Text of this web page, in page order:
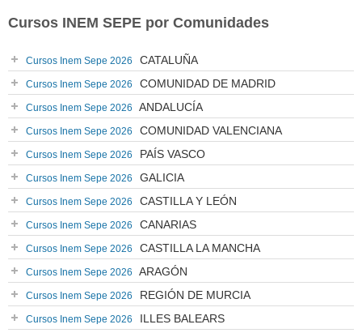
Cursos INEM SEPE por Comunidades
Cursos Inem Sepe 2026 CATALUÑA
Cursos Inem Sepe 2026 COMUNIDAD DE MADRID
Cursos Inem Sepe 2026 ANDALUCÍA
Cursos Inem Sepe 2026 COMUNIDAD VALENCIANA
Cursos Inem Sepe 2026 PAÍS VASCO
Cursos Inem Sepe 2026 GALICIA
Cursos Inem Sepe 2026 CASTILLA Y LEÓN
Cursos Inem Sepe 2026 CANARIAS
Cursos Inem Sepe 2026 CASTILLA LA MANCHA
Cursos Inem Sepe 2026 ARAGÓN
Cursos Inem Sepe 2026 REGIÓN DE MURCIA
Cursos Inem Sepe 2026 ILLES BALEARS